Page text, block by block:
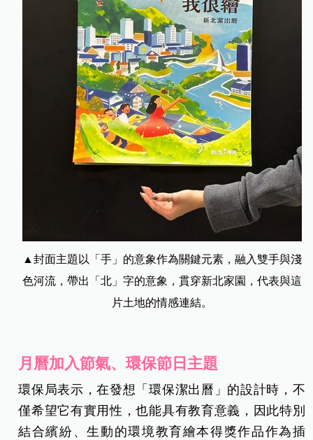
▲封面主題以「手」的意象作為關鍵元素，融入雙手與淺
色河流，帶出「北」字的意象，貫穿新北家園，代表與這
片土地的情感連結。
月曆加入節氣、環保節日主題
環保局表示，在發想「環保潔出曆」的設計時，不
僅希望它有實用性，也能具有教育意義，因此特別
結合繽紛、生動的環境教育繪本得獎作品作為插